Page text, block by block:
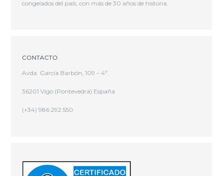
congelados del país, con más de 30 años de historia.
CONTACTO
Avda. García Barbón, 109 – 4º.
36201 Vigo (Pontevedra) España
(+34) 986 292 550